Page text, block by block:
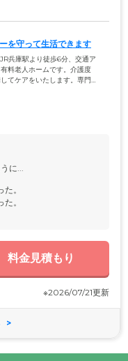
を守って生活できます
兵庫駅より徒歩6分、交通ア
料老人ホームです。介護度
てケアをいたします。専門
、エアコン・スプリンクラ
個別のポストを配置するな
に...
。
。
料金見積もり
※2026/07/21更新